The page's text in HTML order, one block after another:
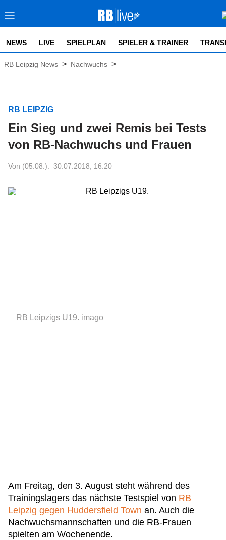
NEWS LIVE SPIELPLAN SPIELER & TRAINER
RB Leipzig News > Nachwuchs >
RB LEIPZIG
Ein Sieg und zwei Remis bei Tests
von RB-Nachwuchs und Frauen
Von (05.08.). 30.07.2018, 16:20
RB Leipzigs U19. imago
Am Freitag, den 3. August steht während des
Trainingslagers das nächste Testspiel von RB
Leipzig gegen Huddersfield Town an. Auch die
Nachwuchsmannschaften und die RB-Frauen
spielten am Wochenende.